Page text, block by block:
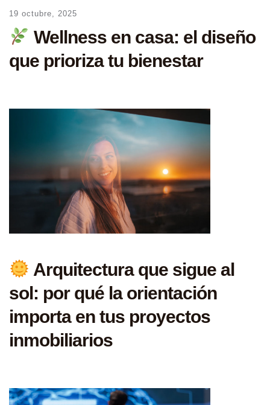
19 octubre, 2025
Wellness en casa: el diseño
que prioriza tu bienestar
Arquitectura que sigue al
sol: por qué la orientación
importa en tus proyectos
inmobiliarios